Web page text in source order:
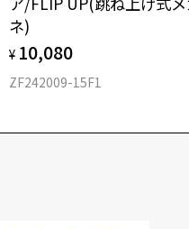
ネ)
¥ 10,080
ZF242009-15F1